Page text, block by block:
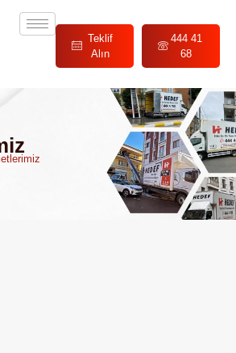
Teklif
Alın
444 41
68